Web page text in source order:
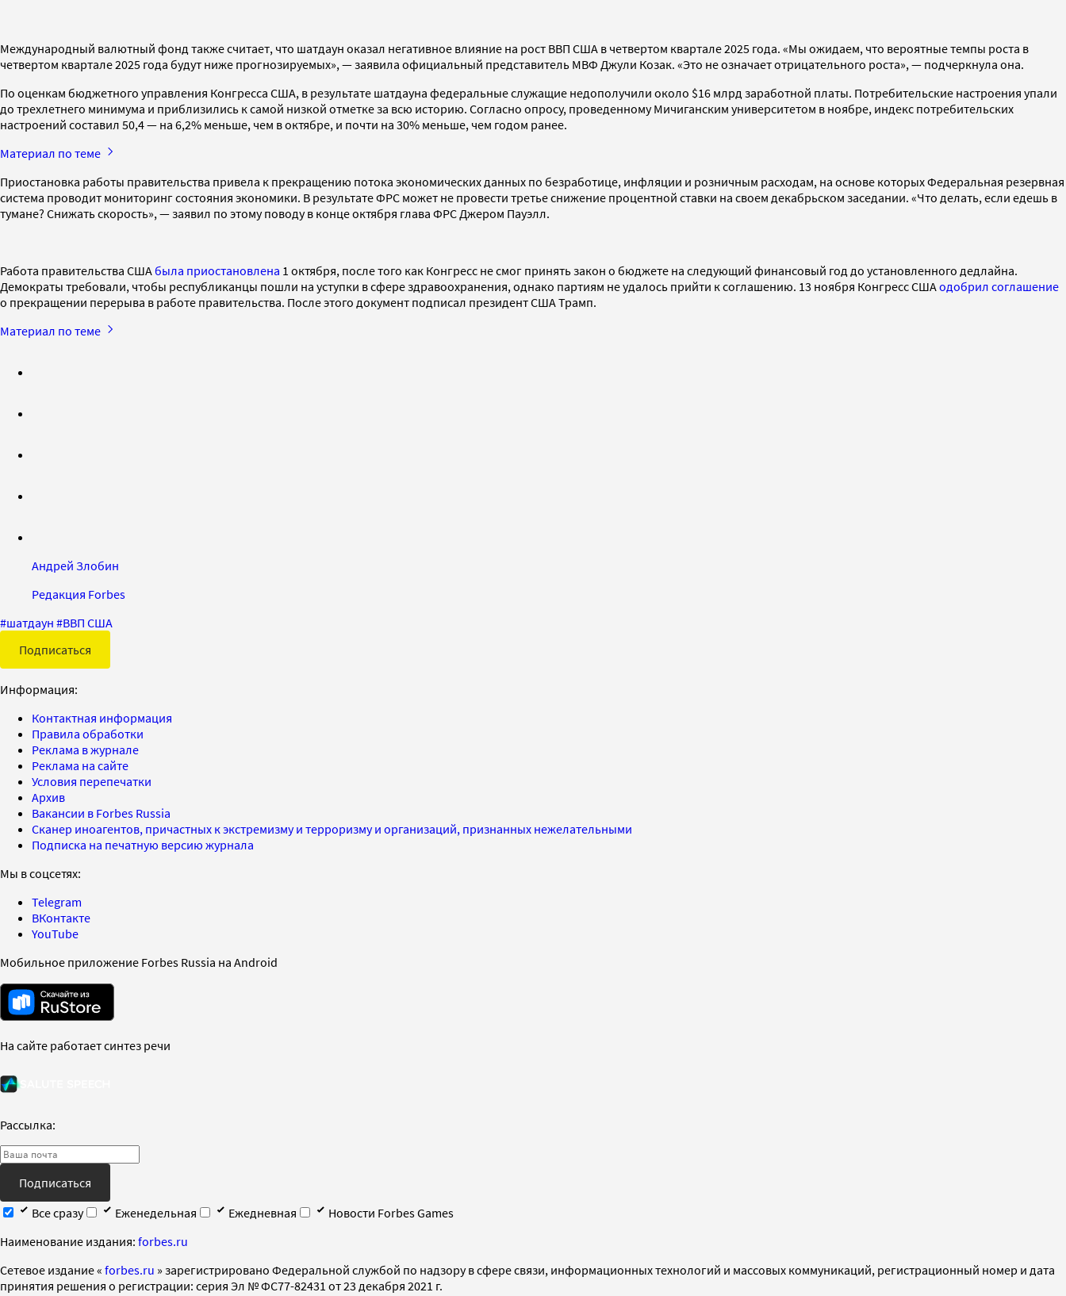
Международный валютный фонд также считает, что шатдаун оказал негативное влияние на рост ВВП США в четвертом квартале 2025 года. «Мы ожидаем, что вероятные темпы роста в
четвертом квартале 2025 года будут ниже прогнозируемых», — заявила официальный представитель МВФ Джули Козак. «Это не означает отрицательного роста», — подчеркнула она.
По оценкам бюджетного управления Конгресса США, в результате шатдауна федеральные служащие недополучили около $16 млрд заработной платы. Потребительские настроения упали
до трехлетнего минимума и приблизились к самой низкой отметке за всю историю. Согласно опросу, проведенному Мичиганским университетом в ноябре, индекс потребительских
настроений составил 50,4 — на 6,2% меньше, чем в октябре, и почти на 30% меньше, чем годом ранее.
Материал по теме
Приостановка работы правительства привела к прекращению потока экономических данных по безработице, инфляции и розничным расходам, на основе которых Федеральная резервная
система проводит мониторинг состояния экономики. В результате ФРС может не провести третье снижение процентной ставки на своем декабрьском заседании. «Что делать, если едешь в
тумане? Снижать скорость», — заявил по этому поводу в конце октября глава ФРС Джером Пауэлл.
Работа правительства СШАбыла приостановлена 1 октября, после того как Конгресс не смог принять закон о бюджете на следующий финансовый год до установленного дедлайна.
Демократы требовали, чтобы республиканцы пошли на уступки в сфере здравоохранения, однако партиям не удалось прийти к соглашению. 13 ноября Конгресс СШАодобрил соглашение
о прекращении перерыва в работе правительства. После этого документ подписал президент США Трамп.
Материал по теме
Андрей Злобин
Редакция Forbes
#шатдаун #ВВП США
Подписаться
Информация:
Контактная информация
Правила обработки
Реклама в журнале
Реклама на сайте
Условия перепечатки
Архив
Вакансии в Forbes Russia
Сканер иноагентов, причастных к экстремизму и терроризму и организаций, признанных нежелательными
Подписка на печатную версию журнала
Мы в соцсетях:
Telegram
ВКонтакте
YouTube
Мобильное приложение Forbes Russia на Android
На сайте работает синтез речи
Рассылка:
Подписаться
Все сразу
Еженедельная Ежедневная
Новости Forbes Games
Наименование издания: forbes.ru
Cетевое издание « forbes.ru » зарегистрировано Федеральной службой по надзору в сфере связи, информационных технологий и массовых коммуникаций, регистрационный номер и дата
принятия решения о регистрации: серия Эл № ФС77-82431 от 23 декабря 2021 г.